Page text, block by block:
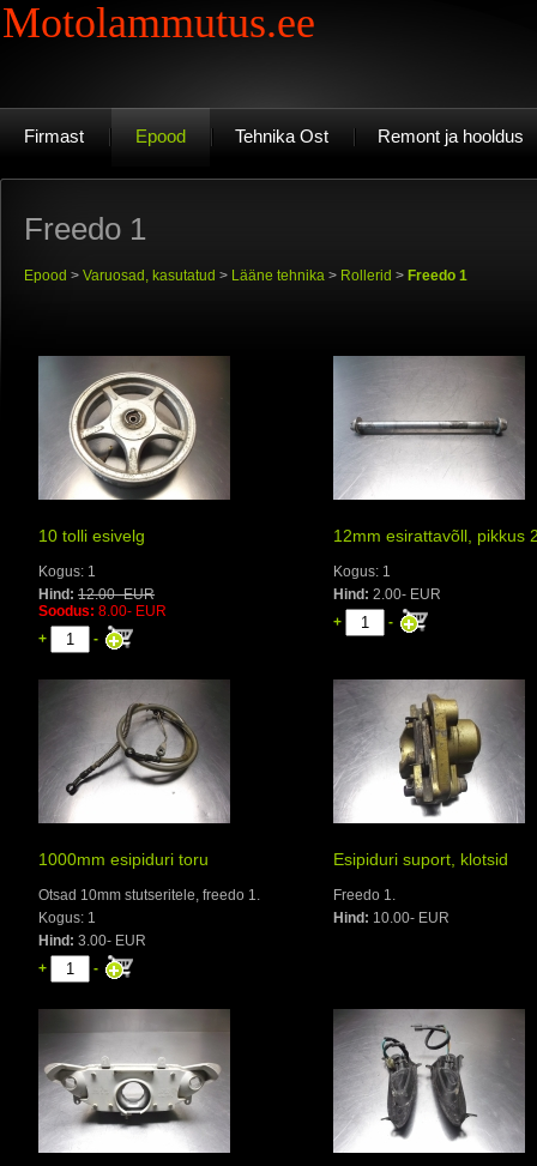
Motolammutus.ee
Firmast Epood Tehnika Ost Remont ja hooldus
Freedo 1
Epood > Varuosad, kasutatud > Lääne tehnika > Rollerid > Freedo 1
10 tolli esivelg
Kogus: 1
Hind: 12.00- EUR
Soodus: 8.00- EUR
+
-
12mm esirattavõll, pikkus
Kogus: 1
Hind: 2.00- EUR
+
-
1000mm esipiduri toru
Otsad 10mm stutseritele, freedo 1.
Kogus: 1
Hind: 3.00- EUR
+
-
Esipiduri suport, klotsid
Freedo 1.
Hind: 10.00- EUR